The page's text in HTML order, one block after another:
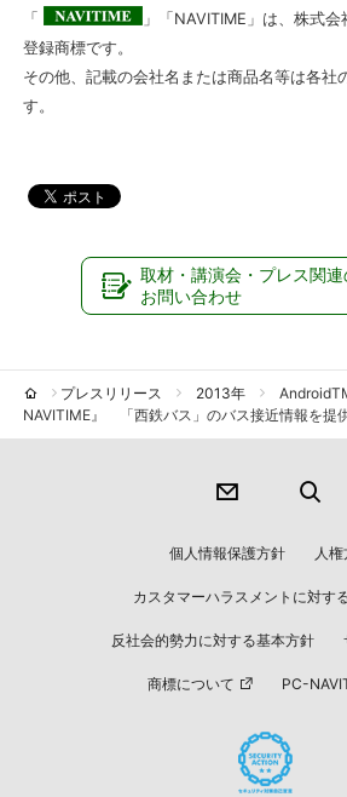
「
」「NAVITIME」は、株式
登録商標です。
その他、記載の会社名または商品名等は各社
す。
取材・講演会・プレス関連
お問い合わせ
プレスリリース 2013年
NAVITIME』 「西鉄バス」のバス接近情報を提
個人情報保護方針 人
カスタマーハラスメントに対す
反社会的勢力に対する基本方針
商標について PC-